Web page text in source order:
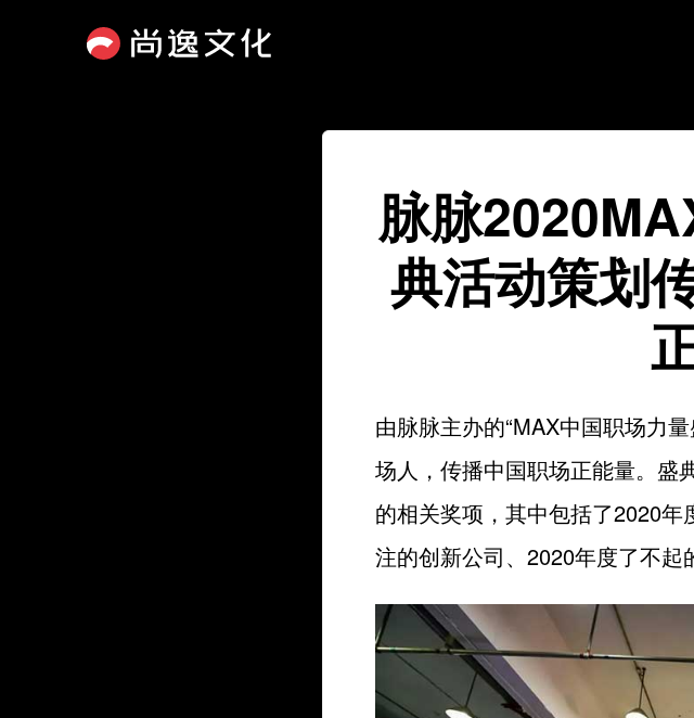
脉脉
典活动策划
由脉脉主办的“MAX中国职场力
场人，传播中国职场正能量。盛
的相关奖项，其中包括了2020
注的创新公司、2020年度了不起